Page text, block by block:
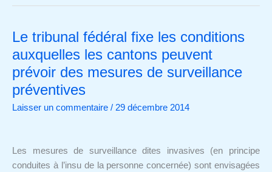
Le tribunal fédéral fixe les conditions
auxquelles les cantons peuvent
prévoir des mesures de surveillance
préventives
Laisser un commentaire / 29 décembre 2014
Les mesures de surveillance dites invasives (en principe
conduites à l’insu de la personne concernée) sont envisagées
Le
tribunal
fédéral
fixe
les
conditions
cantons
peuvent